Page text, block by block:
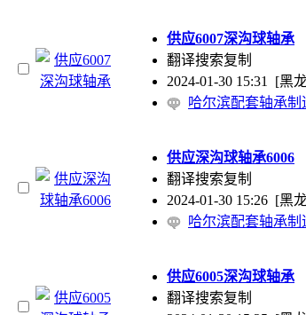
供应6007深沟球轴承
翻译搜索复制
2024-01-30 15:31 [黑
哈尔滨配套轴承制
供应深沟球轴承6006
翻译搜索复制
2024-01-30 15:26 [黑
哈尔滨配套轴承制
供应6005深沟球轴承
翻译搜索复制